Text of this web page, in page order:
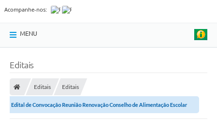
Acompanhe-nos:
MENU
Editais
Editais Editais
Edital de Convocação Reunião Renovação Conselho de Alimentação Escolar